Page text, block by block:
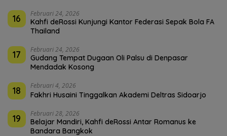
16 Februari 24, 2026
Kahfi deRossi Kunjungi Kantor Federasi Sepak Bola FA
Thailand
17 Februari 24, 2026
Gudang Tempat Dugaan Oli Palsu di Denpasar
Mendadak Kosong
18 Februari 4, 2026
Fakhri Husaini Tinggalkan Akademi Deltras Sidoarjo
19 Februari 28, 2026
Belajar Mandiri, Kahfi deRossi Antar Romanus ke
Bandara Bangkok